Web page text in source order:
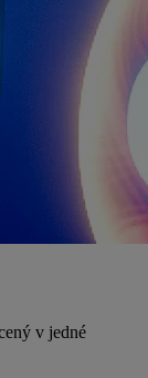
v jedné